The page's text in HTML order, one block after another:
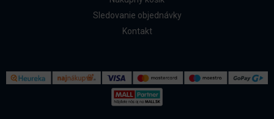
Sledovanie objednávky
Kontakt